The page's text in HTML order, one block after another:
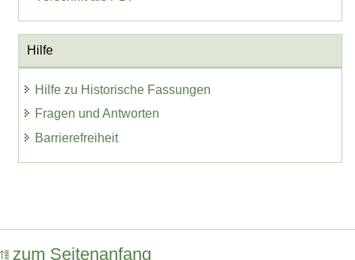
Hilfe
Hilfe zu Historische Fassungen
Fragen und Antworten
Barrierefreiheit
zum Seitenanfang